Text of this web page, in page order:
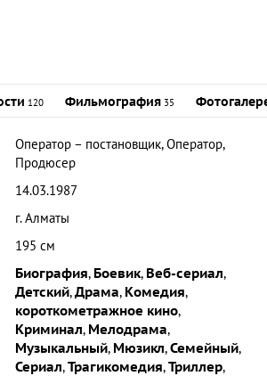
120 Фильмография 35
Оператор – постановщик, Оператор,
Продюсер
14.03.1987
г. Алматы
195 см
Биография, Боевик, Веб-сериал,
Детский,Драма, Комедия,
короткометражное кино,
Криминал, Мелодрама,
Музыкальный, Мюзикл,Семейный,
Сериал,Трагикомедия,Триллер,